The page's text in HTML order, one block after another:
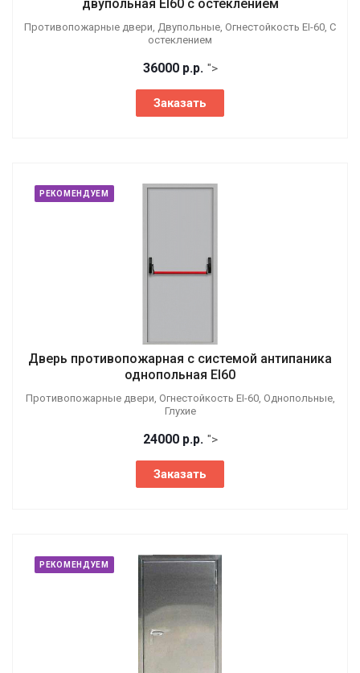
двупольная EI60 с остеклением
Противопожарные двери, Двупольные, Огнестойкость EI-60, С
остеклением
36000 р.р. ">
Заказать
РЕКОМЕНДУЕМ
Дверь противопожарная с системой антипаника
однопольная EI60
Противопожарные двери, Огнестойкость EI-60, Однопольные,
Глухие
24000 р.р. ">
Заказать
РЕКОМЕНДУЕМ